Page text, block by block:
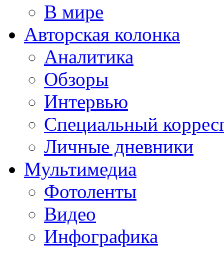
В мире
Авторская колонка
Аналитика
Обзоры
Интервью
Специальный
Личные дневники
Мультимедиа
Фотоленты
Видео
Инфографика